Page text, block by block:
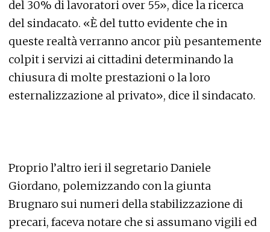
del 30% di lavoratori over 55», dice la ricerca
del sindacato. «È del tutto evidente che in
queste realtà verranno ancor più pesantemente
colpit i servizi ai cittadini determinando la
chiusura di molte prestazioni o la loro
esternalizzazione al privato», dice il sindacato.
Proprio l’altro ieri il segretario Daniele
Giordano, polemizzando con la giunta
Brugnaro sui numeri della stabilizzazione di
precari, faceva notare che si assumano vigili ed